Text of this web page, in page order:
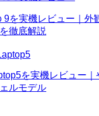
9を実機レビュー｜外
徹底解説
を実機レビュー
ルモデル